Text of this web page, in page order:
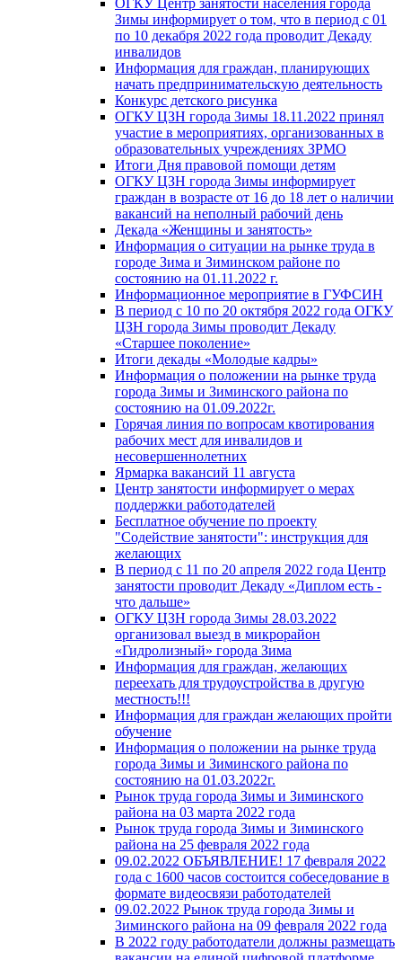
Зимы информирует о том, что в период с 01
по 10 декабря 2022 года проводит Декаду
инвалидов
Информация для граждан, планирующих
начать предпринимательскую деятельность
Конкурс детского рисунка
ОГКУ ЦЗН города Зимы 18.11.2022 принял
участие в мероприятиях, организованных в
образовательных учреждениях ЗРМО
Итоги Дня правовой помощи детям
ОГКУ ЦЗН города Зимы информирует
граждан в возрасте от 16 до 18 лет о наличии
вакансий на неполный рабочий день
Декада «Женщины и занятость»
Информация о ситуации на рынке труда в
городе Зима и Зиминском районе по
состоянию на 01.11.2022 г.
Информационное мероприятие в ГУФСИН
В период с 10 по 20 октября 2022 года ОГКУ
ЦЗН города Зимы проводит Декаду
«Старшее поколение»
Итоги декады «Молодые кадры»
Информация о положении на рынке труда
города Зимы и Зиминского района по
состоянию на 01.09.2022г.
Горячая линия по вопросам квотирования
рабочих мест для инвалидов и
несовершеннолетних
Ярмарка вакансий 11 августа
Центр занятости информирует о мерах
поддержки работодателей
Бесплатное обучение по проекту
"Содействие занятости": инструкция для
желающих
В период с 11 по 20 апреля 2022 года Центр
занятости проводит Декаду «Диплом есть -
что дальше»
ОГКУ ЦЗН города Зимы 28.03.2022
организовал выезд в микрорайон
«Гидролизный» города Зима
Информация для граждан, желающих
переехать для трудоустройства в другую
местность!!!
Информация для граждан желающих пройти
обучение
Информация о положении на рынке труда
города Зимы и Зиминского района по
состоянию на 01.03.2022г.
Рынок труда города Зимы и Зиминского
района на 03 марта 2022 года
Рынок труда города Зимы и Зиминского
района на 25 февраля 2022 года
09.02.2022 ОБЪЯВЛЕНИЕ! 17 февраля 2022
года с 1600 часов состоится собеседование в
формате видеосвязи работодателей
09.02.2022 Рынок труда города Зимы и
Зиминского района на 09 февраля 2022 года
В 2022 году работодатели должны размещать